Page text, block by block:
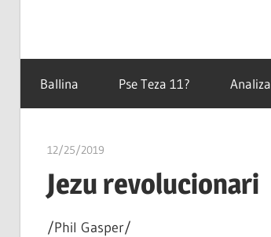
Teza
11
vetëm
e
kanë
në
mënyra
të
ndryshme
Ballina Pse Teza 11? Analiza
12/25/2019
Jezu revolucionari
/Phil Gasper/